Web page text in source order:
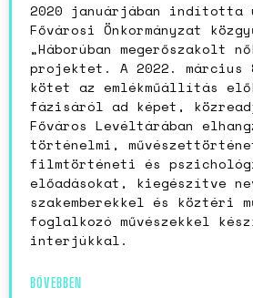
2020 januárjában indította
Fővárosi Önkormányzat
„Háborúban megerőszakolt
projektet. A 2022. március
kötet az emlékműállítás
fázisáról ad képet,
Főváros Levéltárában
történelmi,
filmtörténeti és
előadásokat, kiegészítve
szakemberekkel és köztéri
foglalkozó művészekkel
interjúkkal.
BŐVEBBEN